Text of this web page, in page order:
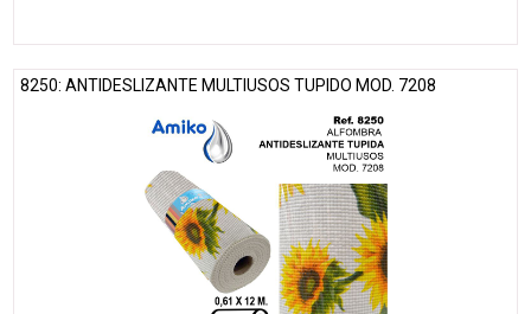
8250: ANTIDESLIZANTE MULTIUSOS TUPIDO MOD. 7208